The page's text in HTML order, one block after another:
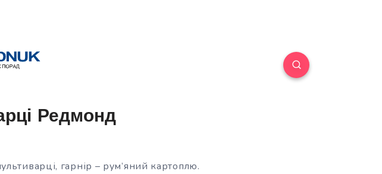
Редмонд
гарнір – рум’яний картоплю.